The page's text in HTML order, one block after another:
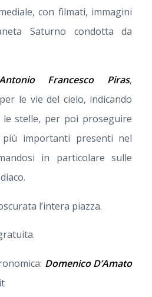
con filmati, immagini
Saturno condotta da
Francesco Piras,
le vie del cielo, indicando
stelle, per poi proseguire
importanti presenti nel
in particolare sulle
l’intera piazza.
Domenico D’Amato